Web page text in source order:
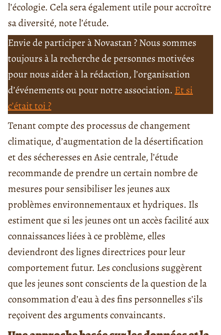
l’écologie. Cela sera également utile pour accroître
sa diversité, note l’étude.
Envie de participer à Novastan ? Nous sommes
toujours à la recherche de personnes motivées
pour nous aider à la rédaction, l’organisation
d’événements ou pour notre association. Et si
c’était toi ?
Tenant compte des processus de changement
climatique, d’augmentation de la désertification
et des sécheresses en Asie centrale, l’étude
recommande de prendre un certain nombre de
mesures pour sensibiliser les jeunes aux
problèmes environnementaux et hydriques. Ils
estiment que si les jeunes ont un accès facilité aux
connaissances liées à ce problème, elles
deviendront des lignes directrices pour leur
comportement futur. Les conclusions suggèrent
que les jeunes sont conscients de la question de la
consommation d’eau à des fins personnelles s’ils
reçoivent des arguments convaincants.